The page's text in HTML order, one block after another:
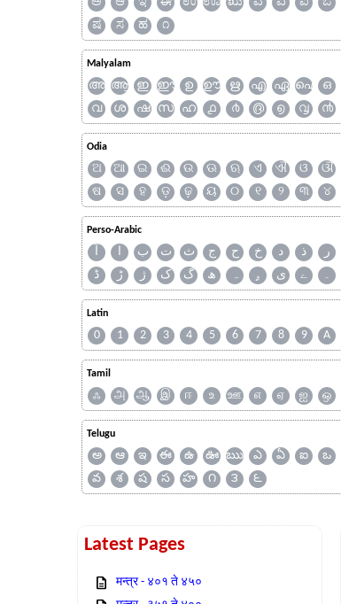
ಷ
ಸ ಹ ೧
Malyalam
അ ആ ഇ ഈ ഉ ഊ ഋ എ ഏ ഐ ഒ
വ
ശ ഷ സ ഹ ൧ ൪ ൫ ൭ ൮ ൯
Odia
ଅ ଆ ଇ ଈ ଉ ଊ ଋ ଏ ଐ ଓ ଔ
ଷ
ସ ହ ଡ଼ ଢ଼ ୟ ୦ ୧ ୨ ୩ ୪
Perso-Arabic
آ ا ب ت ث ج ح خ د ذ ر
ڈ
ڑ ژ ک گ ھ ہ ۄ ی ے ۔
Latin
0 1 2 3 4 5 6 7 8 9 A
Tamil
ஃ அ ஆ இ ஈ உ ஊ எ ஏ ஐ ஒ
Telugu
అ ఆ ఇ ఈ ఉ ఊ ఋ ఎ ఏ ఐ ఒ
వ
శ ష స హ ౧ ౩ ౬
Latest Pages
मन्त्र - ४०१ ते ४५०